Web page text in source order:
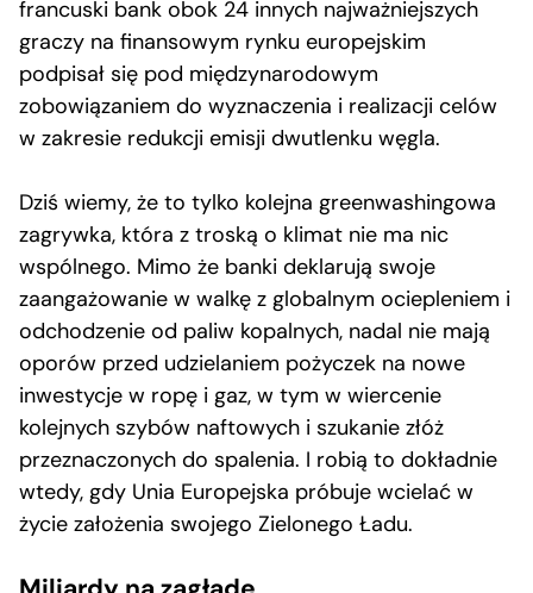
francuski bank obok 24 innych najważniejszych
graczy na finansowym rynku europejskim
podpisał się pod międzynarodowym
zobowiązaniem do wyznaczenia i realizacji celów
w zakresie redukcji emisji dwutlenku węgla.
Dziś wiemy, że to tylko kolejna greenwashingowa
zagrywka, która z troską o klimat nie ma nic
wspólnego. Mimo że banki deklarują swoje
zaangażowanie w walkę z globalnym ociepleniem i
odchodzenie od paliw kopalnych, nadal nie mają
oporów przed udzielaniem pożyczek na nowe
inwestycje w ropę i gaz, w tym w wiercenie
kolejnych szybów naftowych i szukanie złóż
przeznaczonych do spalenia. I robią to dokładnie
wtedy, gdy Unia Europejska próbuje wcielać w
życie założenia swojego Zielonego Ładu.